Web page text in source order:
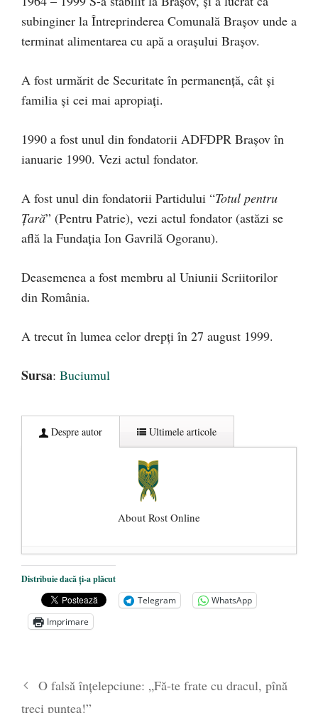
subinginer la Întreprinderea Comunală Brașov unde a
terminat alimentarea cu apă a orașului Brașov.
A fost urmărit de Securitate în permanență, cât și
familia și cei mai apropiați.
1990 a fost unul din fondatorii ADFDPR Brașov în
ianuarie 1990. Vezi actul fondator.
A fost unul din fondatorii Partidului “Totul pentru
Ţară” (Pentru Patrie), vezi actul fondator (astăzi se
află la Fundația Ion Gavrilă Ogoranu).
Deasemenea a fost membru al Uniunii Scriitorilor
din România.
A trecut în lumea celor drepți în 27 august 1999.
Sursa: Buciumul
Despre autor Ultimele articole
About Rost Online
Dezvăluiri cutremurătoare despre
președintele Ucrainei, Volodymyr
Zelensky
- 13 mai 2026
Statul care servește Națiunea
poetului Octavian Goga, înlăturat din Iași
- 16 aprilie 2026
Distribuie dacă ți-a plăcut
Telegram
WhatsApp
Imprimare
O falsă înțelepciune: „Fă-te frate cu dracul, pînă
treci puntea!”